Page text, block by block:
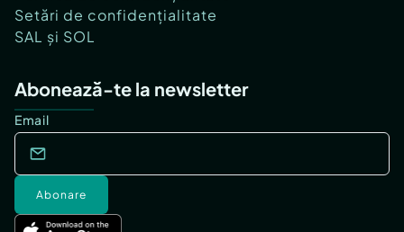
Setări de confidențialitate
SAL și SOL
Abonează-te la newsletter
Email
Abonare